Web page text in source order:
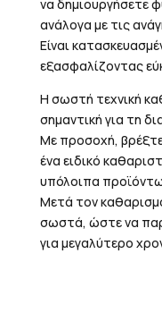
να δημιουργήσετε
ανάλογα με τις
Είναι
εξασφαλίζοντας
Η σωστή τεχνική
σημαντική για τη
Με προσοχή, βρέξτε
ένα ειδικό
υπόλοιπα
Μετά τον
σωστά, ώστε να
για μεγαλύτερο